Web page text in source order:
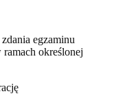
egzaminu
określonej